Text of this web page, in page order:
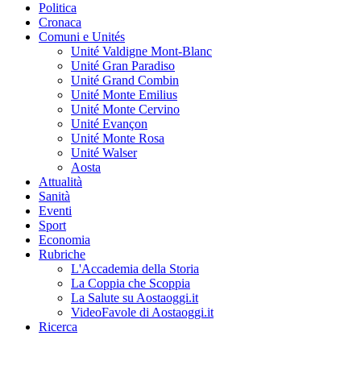
Politica
Cronaca
Comuni e Unités
Unité Valdigne Mont-Blanc
Unité Gran Paradiso
Unité Grand Combin
Unité Monte Emilius
Unité Monte Cervino
Unité Evançon
Unité Monte Rosa
Unité Walser
Aosta
Attualità
Sanità
Eventi
Sport
Economia
Rubriche
L'Accademia della Storia
La Coppia che Scoppia
La Salute su Aostaoggi.it
VideoFavole di Aostaoggi.it
Ricerca